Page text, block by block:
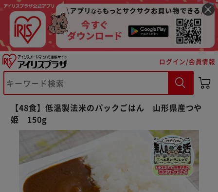
ログイン/会員情報
【48食】低温製法米のパックごはん 山形県産つや
姫 150g